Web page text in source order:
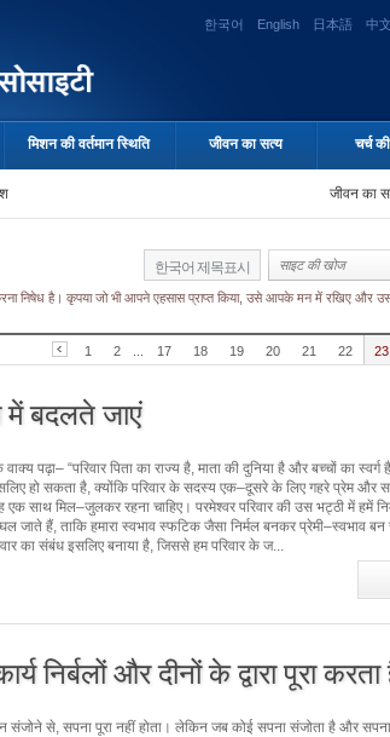
한국어 English 日本語 中
मिशन की वर्तमान स्थिति जीवन का सत्य चर्च
जीवन का
한국어 제목표시
निषेध है। कृपया जो भी आपने एहसास प्राप्त किया, उसे आपके मन में रखिए और
1 2 17 18 19 20 21 22 23
में बदलते जाएं
पढ़ा– “परिवार पिता का राज्य है, माता की दुनिया है और बच्चों का स्वर्ग
हो सकता है, क्योंकि परिवार के सदस्य एक–दूसरे के लिए गहरे प्रेम और
एक साथ मिल–जुलकर रहना चाहिए। परमेश्वर परिवार की उस भट्ठी में हमें
जाते हैं, ताकि हमारा स्वभाव स्फटिक जैसा निर्मल बनकर प्रेमी–स्वभाव
का संबंध इसलिए बनाया है, जिससे हम परिवार के ज...
निर्बलों और दीनों के द्वारा पूरा
संजोने से, सपना पूरा नहीं होता। लेकिन जब कोई सपना संजोता है और